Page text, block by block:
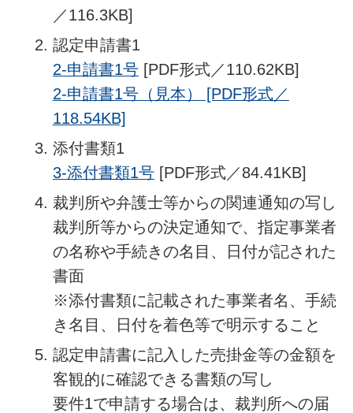
／116.3KB]
認定申請書1
2-申請書1号[PDF形式／110.62KB]
2-申請書1号（見本）
[PDF形式／
118.54KB]
添付書類1
3-添付書類1号[PDF形式／84.41KB]
裁判所や弁護士等からの関連通知の写し
裁判所等からの決定通知で、指定事業者
の名称や手続きの名目、日付が記された
書面
※添付書類に記載された事業者名、手続
き名目、日付を着色等で明示すること
認定申請書に記入した売掛金等の金額を
客観的に確認できる書類の写し
要件1で申請する場合は、裁判所への届